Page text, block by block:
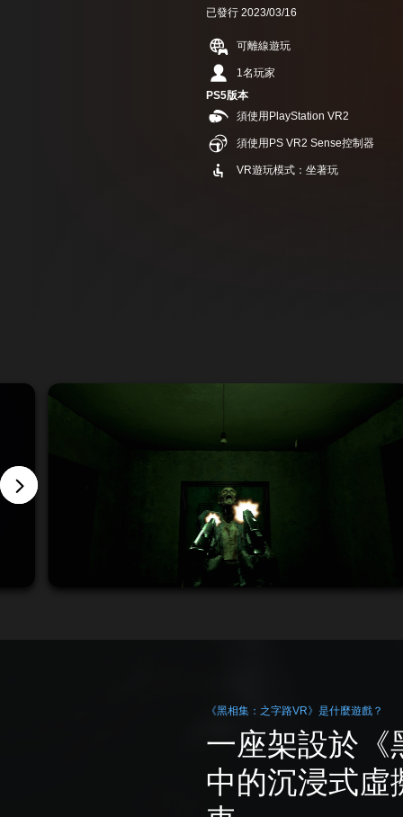
已發行 2023/03/16
可離線遊玩
1名玩家
PS5版本
須使用PlayStation VR2
須使用PS VR2 Sense控制器
VR遊玩模式：坐著玩
《黑相集：之字路VR》是什麼遊戲？
一座架設於《
中的沉浸式虛